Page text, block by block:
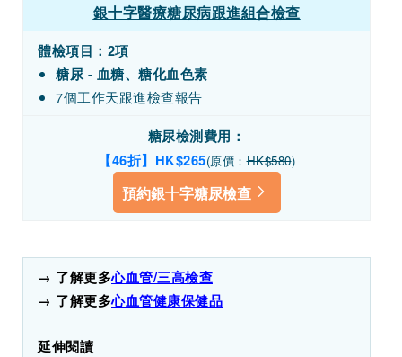
銀十字醫療糖尿病跟進組合檢查
體檢項目： 2項
糖尿 - 血糖、糖化血色素
7個工作天跟進檢查報告
糖尿檢測費用：
【46折】HK$265(原價：HK$580)
預約銀十字糖尿檢查
→ 了解更多心血管/三高檢查
→ 了解更多心血管健康保健品
延伸閱讀